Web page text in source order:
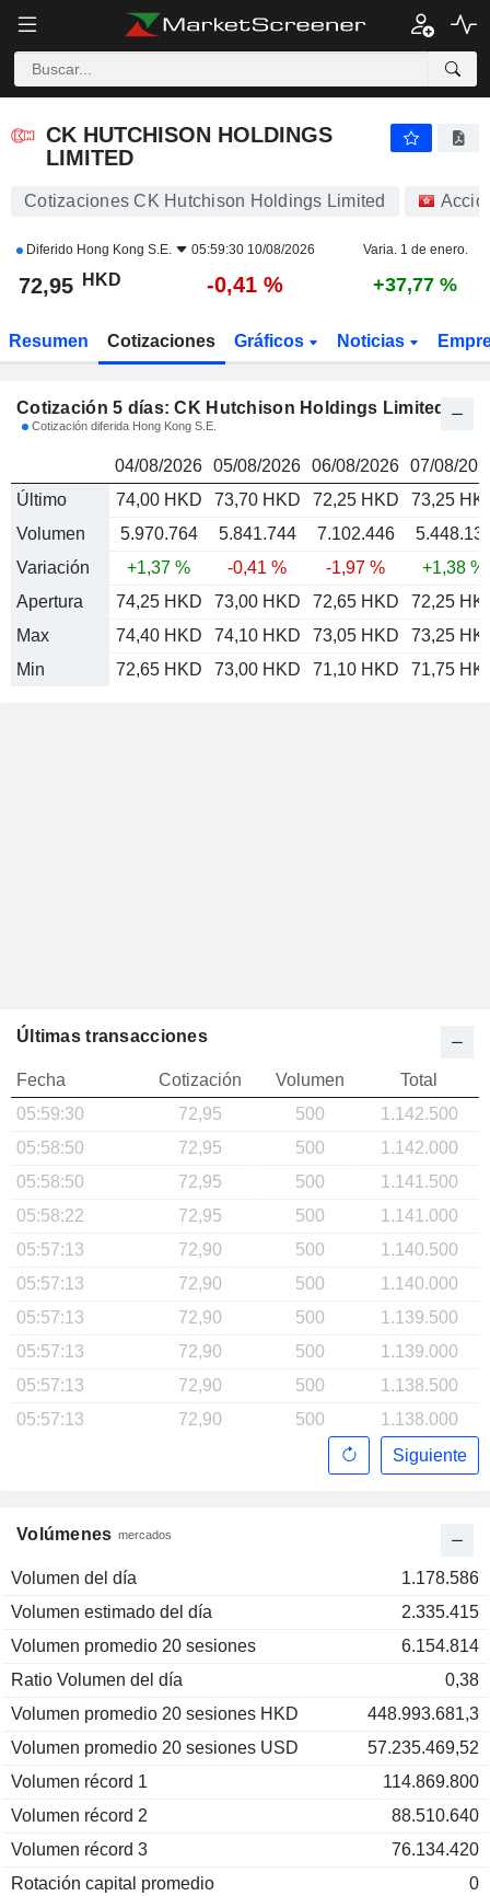
CK HUTCHISON HOLDINGS LIMITED 72,95
CK HUTCHISON HOLDINGS
LIMITED
Cotizaciones CK Hutchison Holdings Limited
Diferido Hong Kong S.E. 05:59:30 10/08/2026 Varia. 1 de enero.
72,95 HKD -0,41 % +37,77 %
Resumen Cotizaciones Gráficos Noticias
Cotización 5 días: CK Hutchison Holdings Limited
Cotización diferida Hong Kong S.E.
04/08/2026 05/08/2026 06/08/2026 07/08/
Último
74,00 HKD 73,70 HKD 72,25 HKD
73,25
Volumen
5.970.764 5.841.744 7.102.446
Variación
+1,37 % -0,41 % -1,97 %
+1,38 %
Apertura
74,25 HKD 73,00 HKD 72,65 HKD
72,25
Max
74,40 HKD 74,10 HKD 73,05 HKD
73,25
Min
72,65 HKD 73,00 HKD 71,10 HKD 71,75
Volúmenes mercados
Volumen del día
1.178.586
Volumen estimado del día
2.335.415
Volumen promedio 20 sesiones
6.154.814
Ratio Volumen del día
0,38
Volumen promedio 20 sesiones HKD
448.993.681,3
Volumen promedio 20 sesiones USD
57.235.469,52
Volumen récord 1
114.869.800
Volumen récord 2
88.510.640
Volumen récord 3
76.134.420
Rotación capital promedio
0
Últimas transacciones
Fecha Cotización Volumen
Total
05:59:30
72,95 500
1.142.500
05:58:50
72,95 500
1.142.000
05:58:50
72,95 500
1.141.500
05:58:22
72,95 500
1.141.000
05:57:13
72,90 500
1.140.500
05:57:13
72,90 500
1.140.000
05:57:13
72,90 500
1.139.500
05:57:13
72,90 500
1.139.000
05:57:13
72,90 500
1.138.500
05:57:13
72,90 500
1.138.000
Siguiente